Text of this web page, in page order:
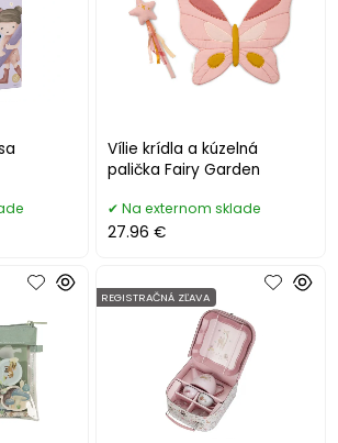
Vílie krídla a kúzelná
palička Fairy Garden
Na externom sklade
27.96 €
REGISTRAČNÁ ZĽAVA